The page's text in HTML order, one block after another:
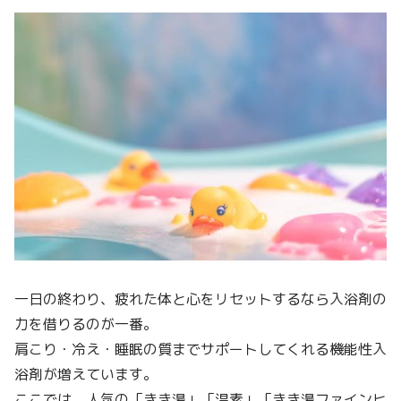
一日の終わり、疲れた体と心をリセットするなら入浴剤の
力を借りるのが一番。
肩こり・冷え・睡眠の質までサポートしてくれる機能性入
浴剤が増えています。